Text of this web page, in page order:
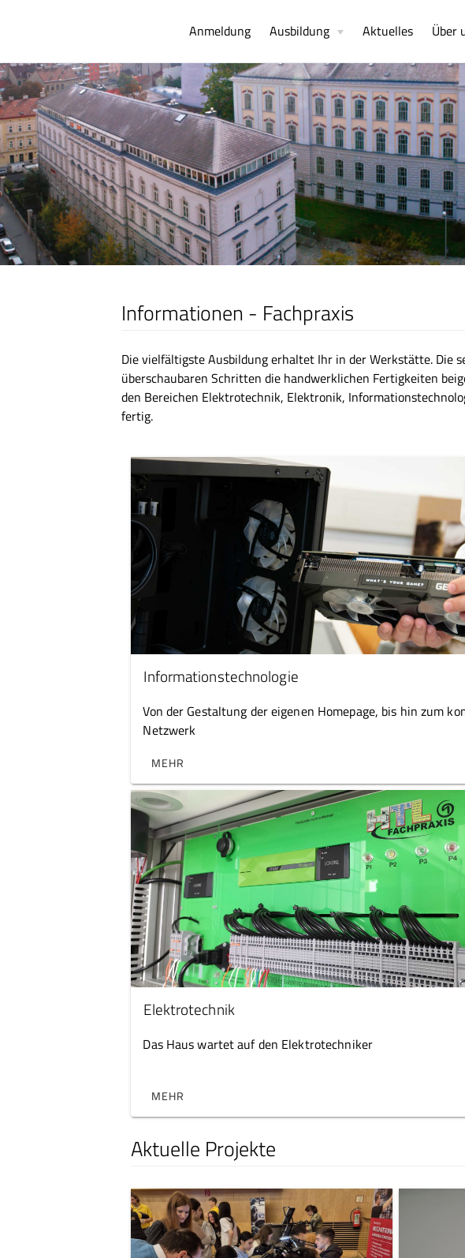
Anmeldung Ausbildung Aktuelles Über
Informationen - Fachpraxis
Die vielfältigste Ausbildung erhaltet Ihr in der Werkstätte.
überschaubaren Schritten die handwerklichen Fertigkeiten
den Bereichen Elektrotechnik, Elektronik,
fertig.
Informationstechnologie
Von der Gestaltung der eigenen Homepage, bis hin zum
Netzwerk
MEHR
Elektrotechnik
Das Haus wartet auf den Elektrotechniker
MEHR
Aktuelle Projekte